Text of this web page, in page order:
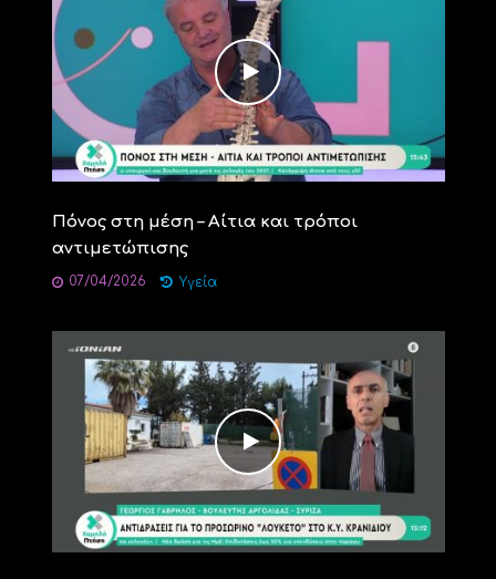
Πόνος στη μέση – Αίτια και τρόποι
αντιμετώπισης
07/04/2026 Υγεία